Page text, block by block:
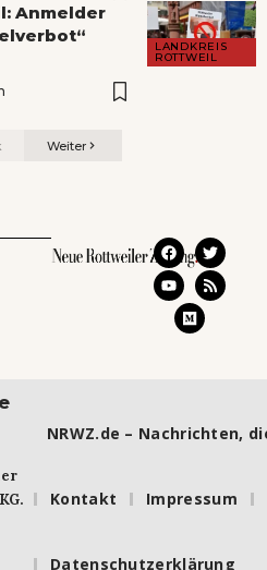
LANDKREIS
ROTTWEIL
Anmelder
Weiter
NRWZ.de – Nachrichten,
Kontakt Impressum
Datenschutzerklärung